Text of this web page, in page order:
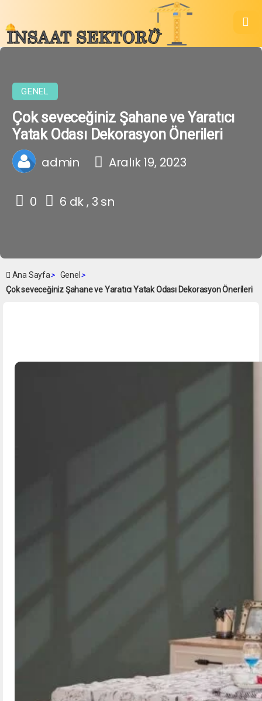
GENEL
Çok seveceğiniz Şahane ve Yaratıcı
Yatak Odası Dekorasyon Önerileri
admin Aralık 19, 2023
0 6 dk , 3 sn
Ana Sayfa> Genel >
Çok seveceğiniz Şahane ve Yaratıcı Yatak Odası Dekorasyon Önerileri